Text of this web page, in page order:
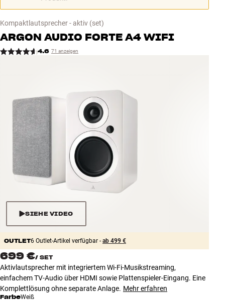
Systeme
Kabel
INSPIRATION
MARKEN
NEUHEITEN
ANGEBOTE
Kundendienst
Bauen mit Klang
Kompaktlautsprecher - aktiv (set)
ARGON AUDIO FORTE A4 WIFI
4.6 71 anzeigen
SIEHE VIDEO
OUTLET6 Outlet-Artikel verfügbar - ab 499 €
699 €/ SET
Aktivlautsprecher mit integriertem Wi-Fi-Musikstreaming,
einfachem TV-Audio über HDMI sowie Plattenspieler-Eingang. Eine
Komplettlösung ohne separate Anlage. Mehr erfahren
FarbeWeiß